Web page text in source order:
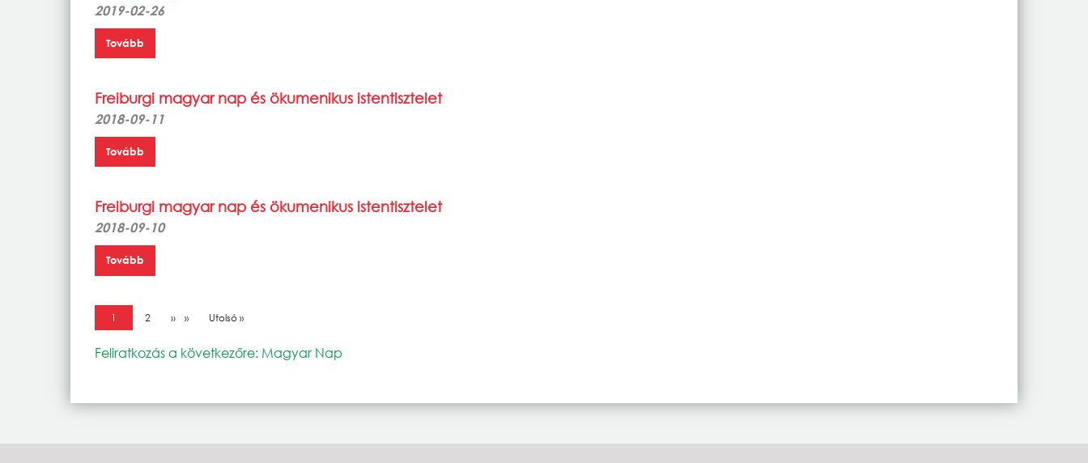
2019-02-26
Tovább
Freiburgi magyar nap és ökumenikus istentisztelet
2018-09-11
Tovább
Freiburgi magyar nap és ökumenikus istentisztelet
2018-09-10
Tovább
Oldalszámozás
Jelenlegi oldal
1 Oldal
2 Következő oldal
›› Utolsó oldal
Utolsó »
Feliratkozás a következőre: Magyar Nap